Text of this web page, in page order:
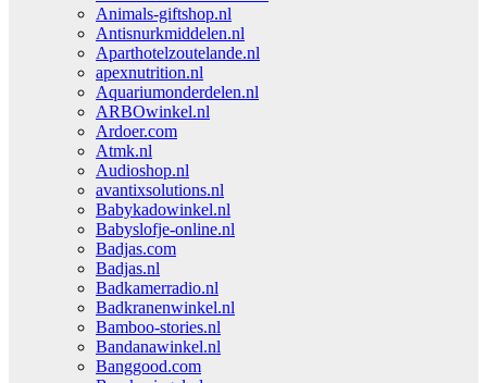
Animals-giftshop.nl
Antisnurkmiddelen.nl
Aparthotelzoutelande.nl
apexnutrition.nl
Aquariumonderdelen.nl
ARBOwinkel.nl
Ardoer.com
Atmk.nl
Audioshop.nl
avantixsolutions.nl
Babykadowinkel.nl
Babyslofje-online.nl
Badjas.com
Badjas.nl
Badkamerradio.nl
Badkranenwinkel.nl
Bamboo-stories.nl
Bandanawinkel.nl
Banggood.com